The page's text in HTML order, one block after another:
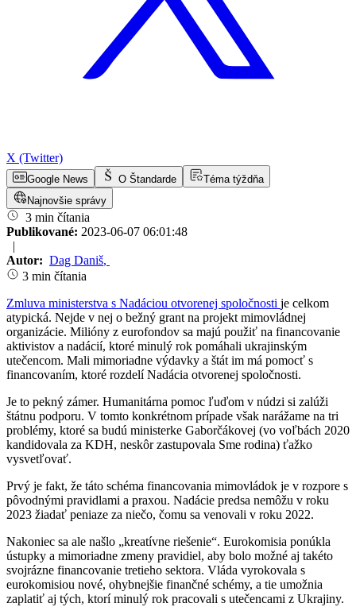
X (Twitter)
Google News O Štandarde
Téma týždňa
Najnovšie správy
3 min čítania
Publikované: 2023-06-07 06:01:48
|
Autor: Dag Daniš,
3 min čítania
Zmluva ministerstva s Nadáciou otvorenej spoločnosti je celkom
atypická. Nejde v nej o bežný grant na projekt mimovládnej
organizácie. Milióny z eurofondov sa majú použiť na financovanie
aktivistov a nadácií, ktoré minulý rok pomáhali ukrajinským
utečencom. Mali mimoriadne výdavky a štát im má pomocť s
financovaním, ktoré rozdelí Nadácia otvorenej spoločnosti.
Je to pekný zámer. Humanitárna pomoc ľuďom v núdzi si zalúži
štátnu podporu. V tomto konkrétnom prípade však narážame na tri
problémy, ktoré sa budú ministerke Gaborčákovej (vo voľbách 2020
kandidovala za KDH, neskôr zastupovala Sme rodina) ťažko
vysvetľovať.
Prvý je fakt, že táto schéma financovania mimovládok je v rozpore s
pôvodnými pravidlami a praxou. Nadácie predsa nemôžu v roku
2023 žiadať peniaze za niečo, čomu sa venovali v roku 2022.
Nakoniec sa ale našlo „kreatívne riešenie“. Eurokomisia ponúkla
ústupky a mimoriadne zmeny pravidiel, aby bolo možné aj takéto
svojrázne financovanie tretieho sektora. Vláda vyrokovala s
eurokomisiou nové, ohybnejšie finančné schémy, a tie umožnia
zaplatiť aj tých, ktorí minulý rok pracovali s utečencami z Ukrajiny.